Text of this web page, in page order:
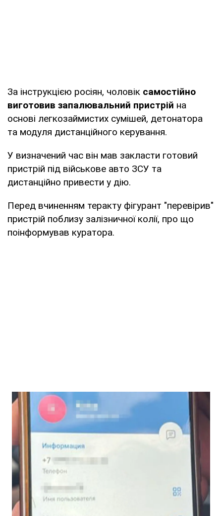
За інструкцією росіян, чоловік самостійно
виготовив запалювальний пристрій на
основі легкозаймистих сумішей, детонатора
та модуля дистанційного керування.
У визначений час він мав закласти готовий
пристрій під військове авто ЗСУ та
дистанційно привести у дію.
Перед вчиненням теракту фігурант "перевірив"
пристрій поблизу залізничної колії, про що
поінформував куратора.